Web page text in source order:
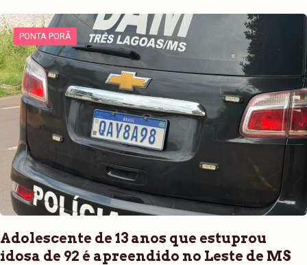
PONTA PORÃ
Adolescente de 13 anos que estuprou
idosa de 92 é apreendido no Leste de MS